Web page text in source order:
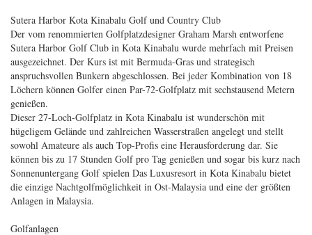
Sutera Harbor Kota Kinabalu Golf und Country Club
Der vom renommierten Golfplatzdesigner Graham Marsh entworfene
Sutera Harbor Golf Club in Kota Kinabalu wurde mehrfach mit Preisen
ausgezeichnet. Der Kurs ist mit Bermuda-Gras und strategisch
anspruchsvollen Bunkern abgeschlossen. Bei jeder Kombination von 18
Löchern können Golfer einen Par-72-Golfplatz mit sechstausend Metern
genießen.
Dieser 27-Loch-Golfplatz in Kota Kinabalu ist wunderschön mit
hügeligem Gelände und zahlreichen Wasserstraßen angelegt und stellt
sowohl Amateure als auch Top-Profis eine Herausforderung dar. Sie
können bis zu 17 Stunden Golf pro Tag genießen und sogar bis kurz nach
Sonnenuntergang Golf spielen Das Luxusresort in Kota Kinabalu bietet
die einzige Nachtgolfmöglichkeit in Ost-Malaysia und eine der größten
Anlagen in Malaysia.
Golfanlagen